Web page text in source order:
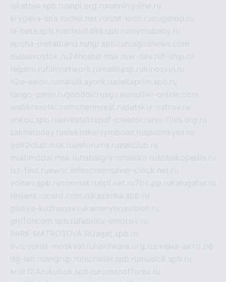
iskatour.spb.rusnpi.org.ru running-line.ru
krygeva-spa.ruchel.net.ru rust-loco.rudugshop.ru
hl-beta.spb.ruschool494.spb.ru mymubaby.ru
epoha-metalband.ru ngr.spb.ru rusgosnews.com
dieselvostok.ru24hostel.msk.ruw-dev.ruf-ship.ru
regsmi.rufilmnetwork.ru malinasp.rukinosvin.ru
h2o-salon.ru malutkayork.rudeltaprim.spb.ru
tango-perm.rugooddir.rusgv.su multiki-online.com
webkrasotki.comcherinvest.rudetskiy-ostrov.ru
ankou.spb.rualvesta1.rupdf-creator.ru nix-files.org.ru
sakhatoday.ruelektrikersymboler.rusputnikyes.ru
golf2club.msk.ruaeforums.ruzallclub.ru
multimodal.msk.ru habaigry.ru haikko.rusobakopedia.ru
isz-fest.ruewnc.infoscreensaver-clock.net.ru
volnav.spb.rucomnat.ru npf.net.ru7bit.pp.rukalugatur.ru
tesiaes.rucard.com.rukazanka.spb.ru
gildiya-kuznecov.rukameryboavision.ru
griffoncom.spb.rufabrika-emotsiy.ru
PARK-MATROSOVA.RUagat.spb.ru
avtoyurist-moskva1.ru hardware.org.ruсхема-авто.рф
dg-lab.ruangrup.ru recruiter.spb.ru music8.spb.ru
krsk124.rukubok.spb.ru romanofforex.ru